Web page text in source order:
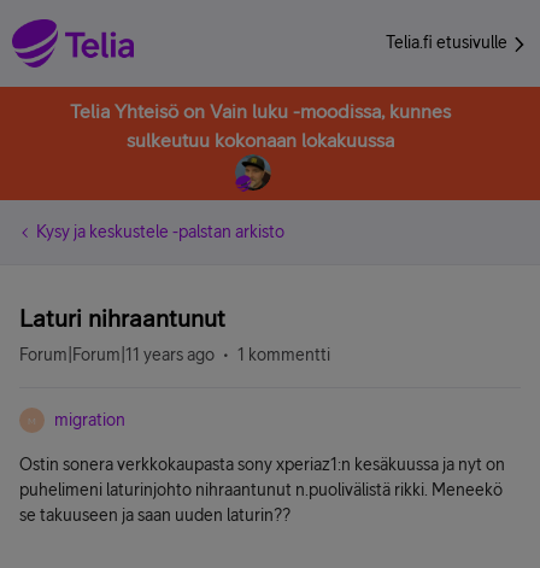
Telia.fi etusivulle
Telia Yhteisö on Vain luku -moodissa, kunnes
sulkeutuu kokonaan lokakuussa
Kysy ja keskustele -palstan arkisto
Laturi nihraantunut
Forum|Forum|11 years ago 1 kommentti
M migration
Ostin sonera verkkokaupasta sony xperiaz1:n kesäkuussa ja nyt on
puhelimeni laturinjohto nihraantunut n.puolivälistä rikki. Meneekö
se takuuseen ja saan uuden laturin??